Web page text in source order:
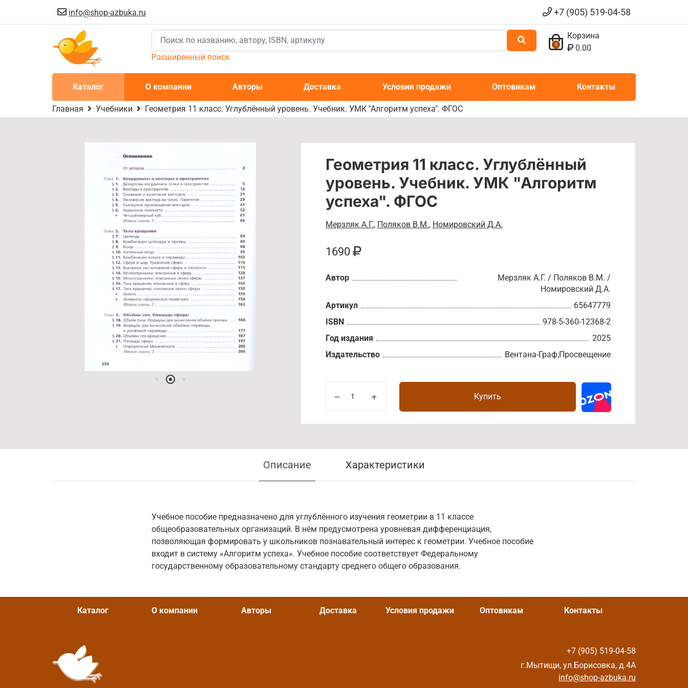
info@shop-azbuka.ru +7 (905) 519-04-58
Расширенный поиск
0
Корзина
0.00
Каталог О компании Авторы Доставка Условия продажи Оптовикам Контакты
Главная Учебники Геометрия 11 класс. Углублённый уровень. Учебник. УМК "Алгоритм успеха". ФГОС
Геометрия 11 класс. Углублённый
уровень. Учебник. УМК "Алгоритм
успеха". ФГОС
Мерзляк А.Г., Поляков В.М., Номировский Д.А.
1690
Автор
Мерзляк А.Г. / Поляков В.М. /
Номировский Д.А.
Артикул
65647779
ISBN
978-5-360-12368-2
Год издания
2025
Издательство
Вентана-Граф;Просвещение
Купить
Описание Характеристики
Учебное пособие предназначено для углублённого изучения геометрии в 11 классе
общеобразовательных организаций. В нём предусмотрена уровневая дифференциация,
позволяющая формировать у школьников познавательный интерес к геометрии. Учебное пособие
входит в систему «Алгоритм успеха». Учебное пособие соответствует Федеральному
государственному образовательному стандарту среднего общего образования.
Каталог О компании Авторы Доставка Условия продажи Оптовикам Контакты
+7 (905) 519-04-58
г.Мытищи, ул.Борисовка, д.4А
info@shop-azbuka.ru